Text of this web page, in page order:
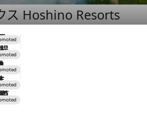
ス Hoshino Resorts
味